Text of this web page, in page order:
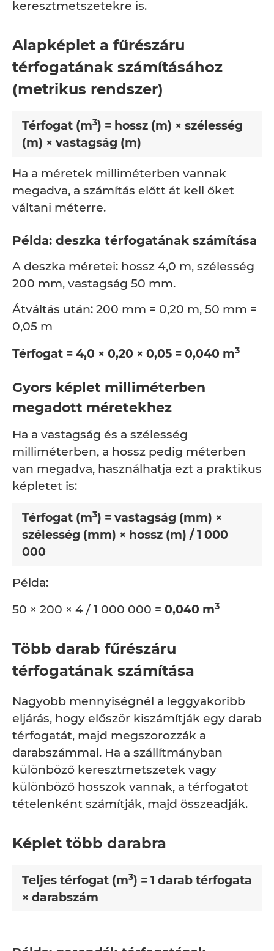
keresztmetszetekre is.
Alapképlet a fűrészáru
térfogatának számításához
(metrikus rendszer)
Térfogat (m3) = hossz (m) × szélesség
(m) × vastagság (m)
Ha a méretek milliméterben vannak
megadva, a számítás előtt át kell őket
váltani méterre.
Példa: deszka térfogatának számítása
A deszka méretei: hossz 4,0 m, szélesség
200 mm, vastagság 50 mm.
Átváltás után: 200 mm = 0,20 m, 50 mm =
0,05 m
Térfogat = 4,0 × 0,20 × 0,05 = 0,040 m3
Gyors képlet milliméterben
megadott méretekhez
Ha a vastagság és a szélesség
milliméterben, a hossz pedig méterben
van megadva, használhatja ezt a praktikus
képletet is:
Térfogat (m3) = vastagság (mm) ×
szélesség (mm) × hossz (m) / 1 000
000
Példa:
50 × 200 × 4 / 1 000 000 = 0,040 m3
Több darab fűrészáru
térfogatának számítása
Nagyobb mennyiségnél a leggyakoribb
eljárás, hogy először kiszámítják egy darab
térfogatát, majd megszorozzák a
darabszámmal. Ha a szállítmányban
különböző keresztmetszetek vagy
különböző hosszok vannak, a térfogatot
tételenként számítják, majd összeadják.
Képlet több darabra
Teljes térfogat (m3) = 1 darab térfogata
× darabszám